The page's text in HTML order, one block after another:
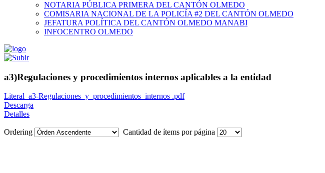
NOTARIA PÚBLICA PRIMERA DEL CANTÓN OLMEDO
COMISARIA NACIONAL DE LA POLICÍA #2 DEL CANTÓN OLMEDO
JEFATURA POLÍTICA DEL CANTÓN OLMEDO MANABI
INFOCENTRO OLMEDO
a3)Regulaciones y procedimientos internos aplicables a la entidad
Literal_a3-Regulaciones_y_procedimientos_internos .pdf
Descarga
Detalles
Ordering Cantidad de ítems por página